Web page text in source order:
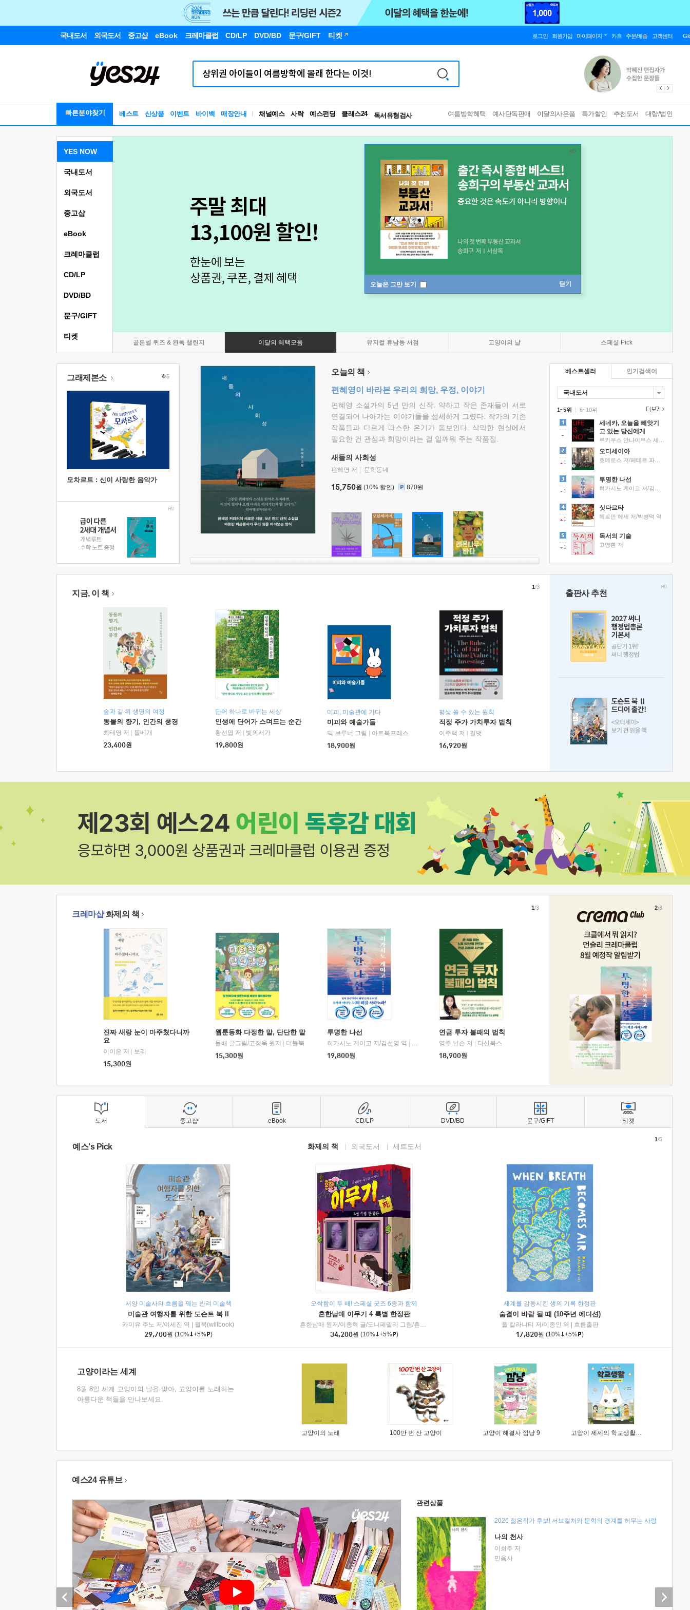
국내도서 외국도서 중고샵 eBook 크레마클럽 CD/LP DVD/BD 문구/GIFT 티켓 로그인 회원가입 마이페이지 카트 주문/배송 고객센터
빠른분야찾기 베스트 신상품 이벤트 바이백 매장안내 채널예스 사락 예스펀딩 클래스24
독서유형검사
RBTI Lab
독서유형검사
여름방학혜택 예사단독판매 이달의사은품 특가할인 추천도서 대량/법인
오늘은 그만 보기 닫기
YES NOW
골든벨 퀴즈 & 완독 챌린지 이달의 혜택모음 뮤지컬 휴남동 서점 고양이의 날 스페셜 Pick
국내도서
외국도서
중고샵
eBook
크레마클럽
CD/LP
DVD/BD
문구/GIFT
티켓
그래제본소
모차르트 : 신이 사랑한 음악가
4/5 오늘의 책
편혜영이 바라본 우리의 희망, 우정, 이야기
편혜영 소설가의 5년 만의 신작. 약하고 작은 존재들이 서로
연결되어 나아가는 이야기들을 섬세하게 그렸다. 작가의 기존
작품들과 다르게 따스한 온기가 돋보인다. 삭막한 현실에서
필요한 건 관심과 희망이라는 걸 일깨워 주는 작품집.
새들의 사회성
편혜영 저 문학동네
15,750원 (10% 할인) 870원
베스트셀러
국내도서
1~5위 |
세네카, 오늘을 빼앗기
고 있는 당신에게
1
오디세이아
1
투명한 나선
1
싯다르타
헤르만 헤세 저/박병덕 역
1
독서의 기술
고명환 저
6~10위
인기검색어
지금, 이 책
숲과 길 위 생명의 여정
동물의 향기, 인간의 풍경
최태영 저
돌베개
23,400원
단어 하나로 바뀌는 세상
인생에 단어가 스며드는 순간
황선엽 저
빛의서가
19,800원
미피, 미술관에 가다
미피와 예술가들
딕 브루너 그림
아트북프레스
18,900원
평생 쓸 수 있는 원칙
적정 주가 가치투자 법칙
이주택 저
길벗
16,920원
1/3
출판사 추천
크레마샵화제의 책
진짜 새랑 눈이 마주쳤다니까
요
이이은 저
보리
15,300원
웹툰동화 다정한 말, 단단한 말
돌배 글그림/고정욱 원저
더블북
15,300원
투명한 나선
히가시노 게이고 저/김선영 역
북다
19,800원
연금 투자 불패의 법칙
영주 닐슨 저
다산북스
18,900원
1/3 2/3
도서
예스's Pick 화제의 책 외국도서 세트도서
서양 미술사의 흐름을 꿰는 반려 미술책
미술관 여행자를 위한 도슨트 북 II
카미유 주노 저/이세진 역
윌북(willbook)
29,700원 (10% +5% )
오싹함이 두 배! 스페셜 굿즈 6종과 함께
흔한남매 이무기 4 특별 한정판
흔한남매 원저/이종혁 글/도니패밀리 그림/흔한컴퍼니 감수
미래엔아이세움
34,200원 (10% +5% )
세계를 감동시킨 생의 기록 한정판
숨결이 바람 될 때 (10주년 에디션)
폴 칼라니티 저/이종인 역
흐름출판
17,820원 (10% +5% )
1/5
고양이라는 세계
8월 8일 세계 고양이의 날을 맞아, 고양이를 노래하는
아름다운 책들을 만나보세요.
고양이의 노래 100만 번 산 고양이 고양이 해결사 깜냥 9 고양이 제제의 학교생활 1 : 초등학생이 이렇게 힘들 줄이야
중고샵 eBook CD/LP DVD/BD 문구/GIFT 티켓
예스24 유튜브
관련상품
2026 젊은작가 후보! 서브컬처와 문학의 경계를 허무는 사랑
나의 천사
이희주 저
민음사